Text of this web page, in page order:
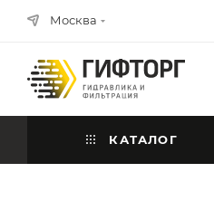
Москва
КАТАЛОГ